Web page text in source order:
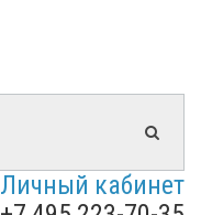
Личный кабинет